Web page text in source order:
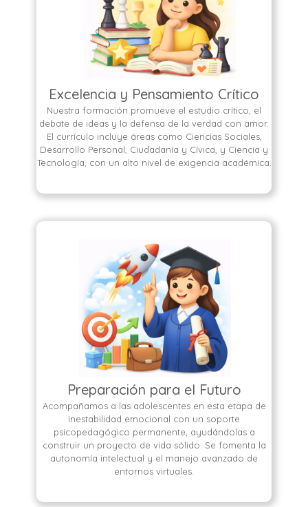
Excelencia y Pensamiento Crítico
Nuestra formación promueve el estudio crítico, el
debate de ideas y la defensa de la verdad con amor.
El currículo incluye áreas como Ciencias Sociales,
Desarrollo Personal, Ciudadanía y Cívica, y Ciencia y
Tecnología, con un alto nivel de exigencia académica.
Preparación para el Futuro
Acompañamos a las adolescentes en esta etapa de
inestabilidad emocional con un soporte
psicopedagógico permanente, ayudándolas a
construir un proyecto de vida sólido. Se fomenta la
autonomía intelectual y el manejo avanzado de
entornos virtuales.